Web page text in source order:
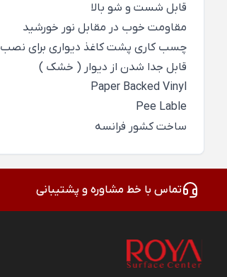
قابل شست و شو بالا
مقاومت خوب در مقابل نور خورشید
چسب کاری پشت کاغذ دیواری برای نصب
قابل جدا شدن از دیوار ( خشک )
Paper Backed Vinyl
Pee Lable
ساخت کشور فرانسه
تماس با خط مشاوره و پشتیبانی